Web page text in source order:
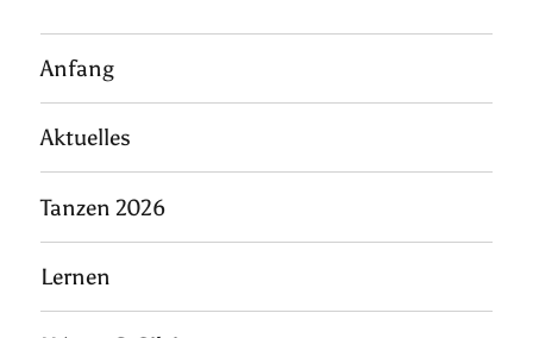
Anfang
Aktuelles
Tanzen 2026
Lernen